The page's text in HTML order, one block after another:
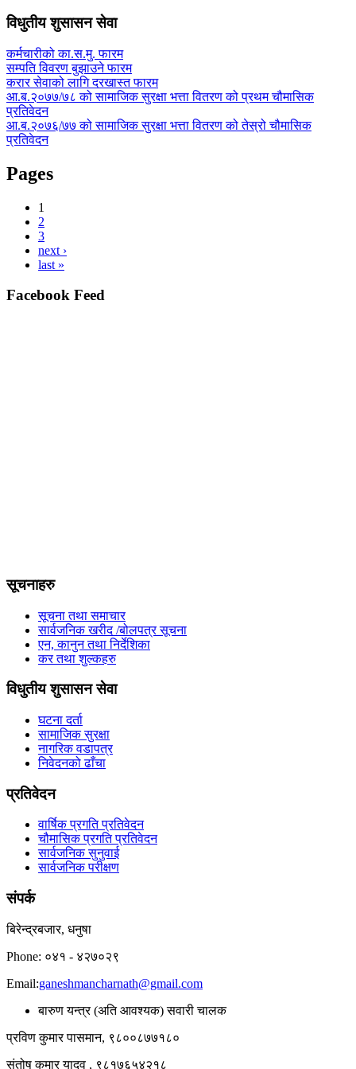
विधुतीय शुसासन सेवा
कर्मचारीको का.स.मु. फारम
सम्पति विवरण बुझाउने फारम
करार सेवाको लागि दरखास्त फारम
आ.ब.२०७७/७८ को सामाजिक सुरक्षा भत्ता वितरण को प्रथम चौमासिक
प्रतिवेदन
आ.ब.२०७६/७७ को सामाजिक सुरक्षा भत्ता वितरण को तेस्रो चौमासिक
प्रतिवेदन
Pages
1
2
3
next ›
last »
Facebook Feed
सूचनाहरु
सूचना तथा समाचार
सार्वजनिक खरीद /बोलपत्र सूचना
एन, कानुन तथा निर्देशिका
कर तथा शुल्कहरु
विधुतीय शुसासन सेवा
घटना दर्ता
सामाजिक सुरक्षा
नागरिक वडापत्र
निवेदनको ढाँचा
प्रतिवेदन
वार्षिक प्रगति प्रतिवेदन
चौमासिक प्रगति प्रतिवेदन
सार्वजनिक सुनुवाई
सार्वजनिक परीक्षण
संपर्क
बिरेन्द्रबजार, धनुषा
Phone: ०४१ - ४२७०२९
Email:ganeshmancharnath@gmail.com
बारुण यन्त्र (अति आवश्यक) सवारी चालक
प्रविण कुमार पासमान, ९८००८७७१८०
संतोष कुमार यादव , ९८१७६५४२१८